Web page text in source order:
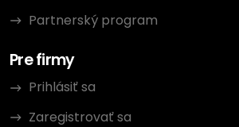
Partnerský program
Pre firmy
Prihlásiť sa
Zaregistrovať sa